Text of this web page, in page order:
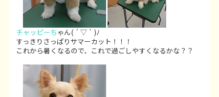
チャッピーち ゃん( ´ ▽ ` )ﾉ
すっきりさっぱりサマーカット！！！
これから暑くなるので、これで過ごしやすくなるかな？？